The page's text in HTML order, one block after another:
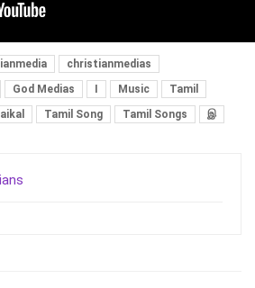
christianmedias
God Medias Music
Tamil
Tamil Song Tamil Songs இ